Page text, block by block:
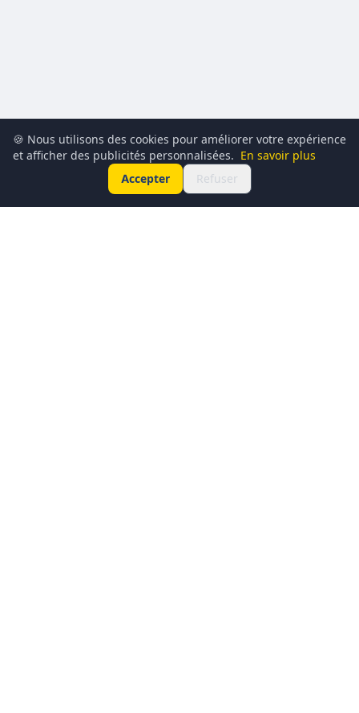
🍪 Nous utilisons des cookies pour améliorer votre expérience
et afficher des publicités personnalisées. En savoir plus
Accepter
Refuser